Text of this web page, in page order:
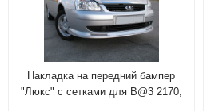
Накладка на передний бампер
"Люкс" с сетками для B@3 2170,